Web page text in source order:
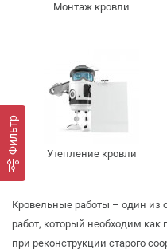
Фильтр
Монтаж кровли
Утепление кровли
Кровельные работы – один из
работ, который необходим как
при реконструкции старого